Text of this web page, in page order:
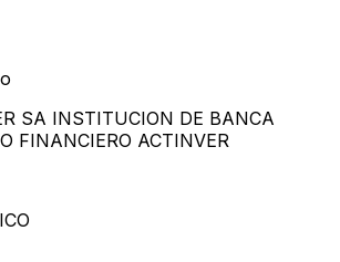
SA INSTITUCION DE BANCA
FINANCIERO ACTINVER